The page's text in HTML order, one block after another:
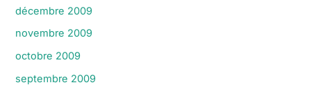
décembre 2009
novembre 2009
octobre 2009
septembre 2009